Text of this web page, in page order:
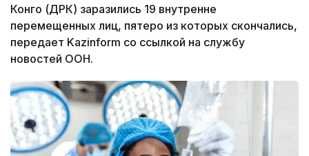
Конго (ДРК) заразились 19 внутренне
перемещенных лиц, пятеро из которых скончались,
передает Kazinform со ссылкой на службу
новостей ООН.